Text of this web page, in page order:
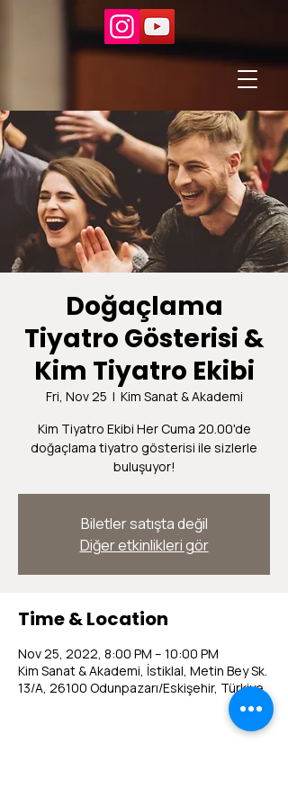
Doğaçlama
Tiyatro Gösterisi &
Kim Tiyatro Ekibi
Fri, Nov 25
  |
Kim Sanat & Akademi
Kim Tiyatro Ekibi Her Cuma 20.00'de
doğaçlama tiyatro gösterisi ile sizlerle
buluşuyor!
Biletler satışta değil
Diğer etkinlikleri gör
Time & Location
Nov 25, 2022, 8:00 PM – 10:00 PM
Kim Sanat & Akademi, İstiklal, Metin Bey Sk.
13/A, 26100 Odunpazarı/Eskişehir, Türkiye